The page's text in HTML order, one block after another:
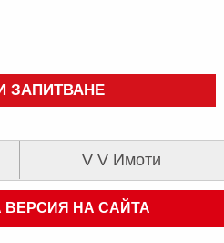
ЗАПИТВАНЕ
V V Имоти
ВЕРСИЯ НА САЙТА